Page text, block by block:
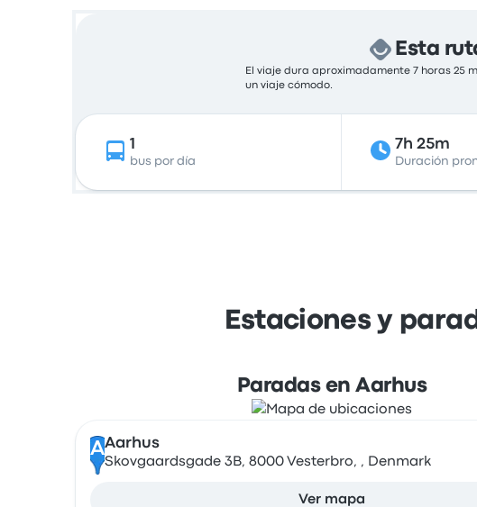
Esta
El viaje dura aproximadamente 7 horas 25
un viaje cómodo.
1
bus por día
7h 25m
Duración
Estaciones y
Paradas en Aarhus
AAarhus
Skovgaardsgade 3B, 8000 Vesterbro, , Denmark
Ver mapa